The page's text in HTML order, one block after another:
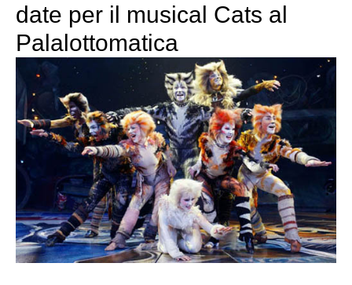
date per il musical Cats al
Palalottomatica